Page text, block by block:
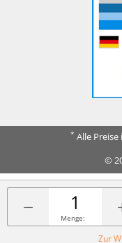
− Menge:
Zur
* Alle Preise
©